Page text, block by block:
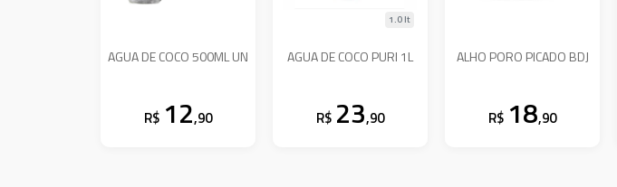
AGUA DE COCO 500ML UN
R$ 12,90
AGUA DE COCO PURI 1L
1.0 lt
R$ 23,90
ALHO PORO PICADO BDJ
R$ 18,90